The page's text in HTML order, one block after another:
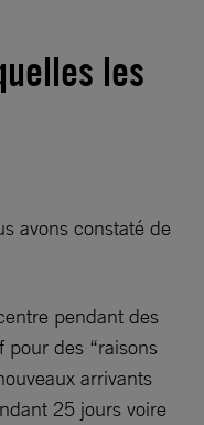
les
avons constaté de
pendant des
pour des “raisons
arrivants
25 jours voire